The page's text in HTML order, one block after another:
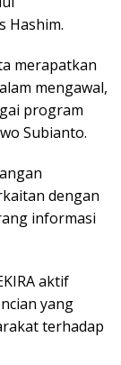
Hashim.
merapatkan
mengawal,
program
Subianto.
dengan
informasi
aktif
yang
terhadap